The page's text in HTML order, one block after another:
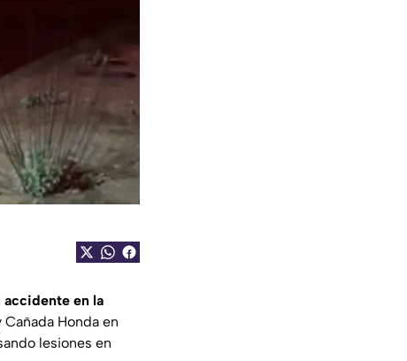
accidente en la
Honda en
lesiones en